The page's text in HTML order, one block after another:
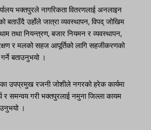
भक्तपुरले नागरिकता वितरणलाई अनलाइन
बताउँदै उहाँले जात्रा व्यवस्थापन, विपद् जोखिम
तथा नियन्त्रण, बजार नियमन र व्यवस्थापन,
र मलको सहज आपूर्तिको लागि सहजीकरणको
बताउनुभयो ।
उपप्रमुख रजनी जोशीले नगरको हरेक कार्यमा
र समन्वय गरी भक्तपुरलाई नमुना जिल्ला कायम
।